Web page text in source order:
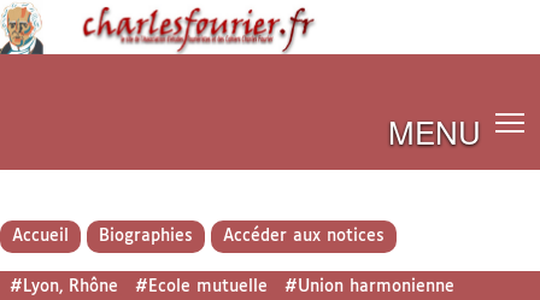
MENU
Accueil Biographies Accéder aux notices
#Lyon, Rhône #Ecole mutuelle
#Union harmonienne